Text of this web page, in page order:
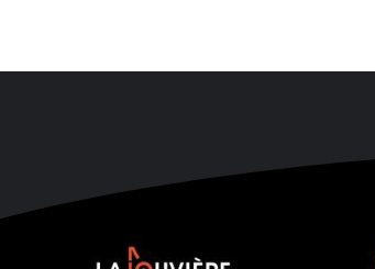
L’ARTICLE